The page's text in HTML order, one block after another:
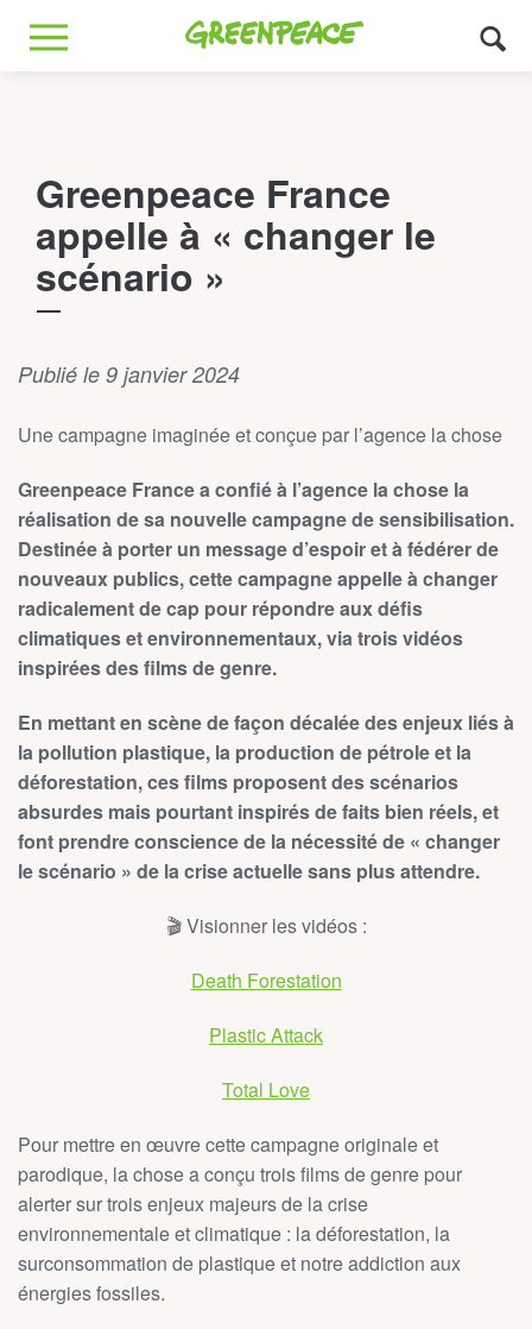
Greenpeace
MENU
Greenpeace France
appelle à « changer le
scénario »
Publié le 9 janvier 2024
Une campagne imaginée et conçue par l’agence la chose
Greenpeace France a confié à l’agence la chose la
réalisation de sa nouvelle campagne de sensibilisation.
Destinée à porter un message d’espoir et à fédérer de
nouveaux publics, cette campagne appelle à changer
radicalement de cap pour répondre aux défis
climatiques et environnementaux, via trois vidéos
inspirées des films de genre.
En mettant en scène de façon décalée des enjeux liés à
la pollution plastique, la production de pétrole et la
déforestation, ces films proposent des scénarios
absurdes mais pourtant inspirés de faits bien réels, et
font prendre conscience de la nécessité de « changer
le scénario » de la crise actuelle sans plus attendre.
🎬Visionner les vidéos :
Death Forestation
Plastic Attack
Total Love
Pour mettre en œuvre cette campagne originale et
parodique, la chose a conçu trois films de genre pour
alerter sur trois enjeux majeurs de la crise
environnementale et climatique : la déforestation, la
surconsommation de plastique et notre addiction aux
énergies fossiles.